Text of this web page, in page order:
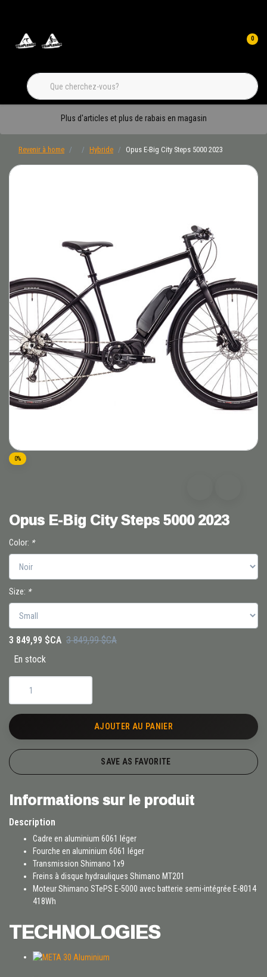
0
Plus d'articles et plus de rabais en magasin
Revenir à home Hybride Opus E-Big City Steps 5000 2023
0%
Opus E-Big City Steps 5000 2023
Color: *
Size: *
3 849,99 $CA 3 849,99 $CA
En stock
AJOUTER AU PANIER
SAVE AS FAVORITE
Informations sur le produit
Description
Cadre en aluminium 6061 léger
Fourche en aluminium 6061 léger
Transmission Shimano 1x9
Freins à disque hydrauliques Shimano MT201
Moteur Shimano STePS E-5000 avec batterie semi-intégrée E-8014
418Wh
TECHNOLOGIES